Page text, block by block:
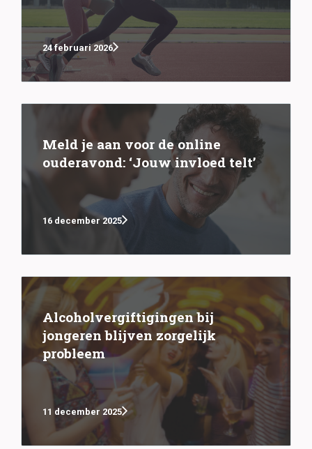
24 februari 2026
Meld je aan voor de online
ouderavond: ‘Jouw invloed telt’
16 december 2025
Alcoholvergiftigingen bij
jongeren blijven zorgelijk
probleem
11 december 2025